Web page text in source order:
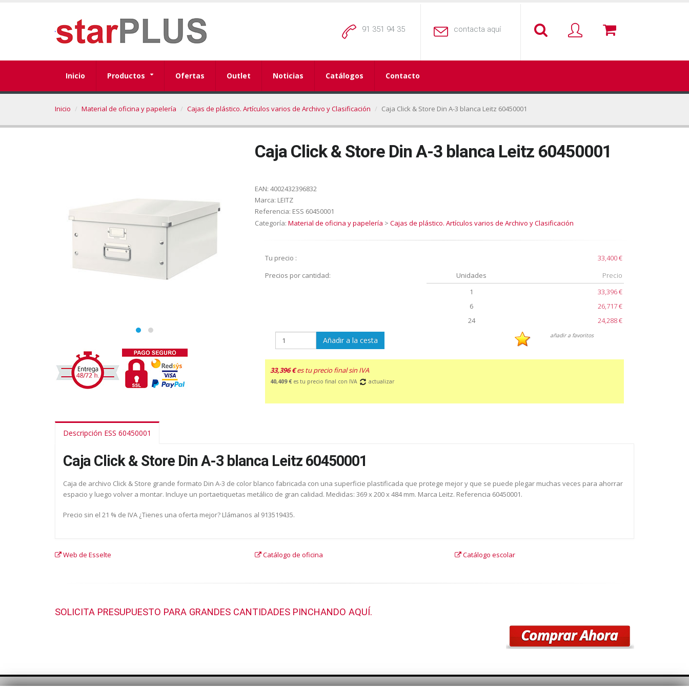
91 351 94 35 contacta aquí
Inicio Productos Ofertas Outlet Noticias Catálogos Contacto
Inicio Material de oficina y papelería Cajas de plástico. Artículos varios de Archivo y Clasificación Caja Click & Store Din A-3 blanca Leitz 60450001
Caja Click & Store Din A-3 blanca Leitz 60450001
EAN: 4002432396832
Marca: LEITZ
Referencia: ESS 60450001
Categoría: Material de oficina y papelería > Cajas de plástico. Artículos varios de Archivo y Clasificación
Tu precio :
33,400 €
Precios por cantidad:
Unidades
Precio
1
33,396 €
6
26,717 €
24
24,288 €
Añadir a la cesta añadir a favoritos
33,396 € es tu precio final sin IVA
40,409 € es tu precio final con IVA actualizar
Descripción ESS 60450001
Caja Click & Store Din A-3 blanca Leitz 60450001
Caja de archivo Click & Store grande formato Din A-3 de color blanco fabricada con una superficie plastificada que protege mejor y que se puede plegar muchas veces para ahorrar
espacio y luego volver a montar. Incluye un portaetiquetas metálico de gran calidad. Medidas: 369 x 200 x 484 mm. Marca Leitz. Referencia 60450001.
Precio sin el 21 % de IVA ¿Tienes una oferta mejor? Llámanos al 913519435.
Web de Esselte Catálogo de oficina Catálogo escolar
SOLICITA PRESUPUESTO PARA GRANDES CANTIDADES PINCHANDO AQUÍ.